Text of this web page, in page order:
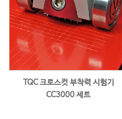
TQC 크로스컷 부착력 시험기
CC3000 세트